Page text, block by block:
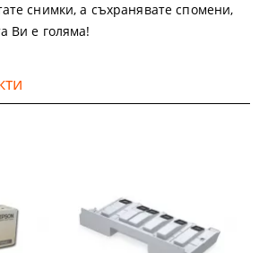
снимки, а съхранявате спомени,
Ви е голяма!